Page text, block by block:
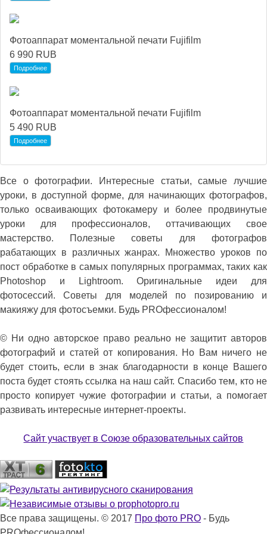
Фотоаппарат моментальной печати Fujifilm
6 990 RUB
Подробнее
Фотоаппарат моментальной печати Fujifilm
5 490 RUB
Подробнее
Все о фотографии. Интересные статьи, самые лучшие
уроки, в доступной форме, для начинающих фотографов,
только осваивающих фотокамеру и более продвинутые
уроки для профессионалов, оттачивающих свое
мастерство. Полезные советы для фотографов
рабатающих в различных жанрах. Множество уроков по
пост обработке в самых популярных программах, таких как
Photoshop и Lightroom. Оригинальные идеи для
фотосессий. Советы для моделей по позированию и
макияжу для фотосъемки. Будь PROфессионалом!
© Ни одно авторское право реально не защитит авторов
фотографий и статей от копирования. Но Вам ничего не
будет стоить, если в знак благодарности в конце Вашего
поста будет стоять ссылка на наш сайт. Спасибо тем, кто не
просто копирует чужие фотографии и статьи, а помогает
развивать интересные интернет-проекты.
Сайт участвует в Союзе образовательных сайтов
Все права защищены. © 2017 Про фото PRO - Будь